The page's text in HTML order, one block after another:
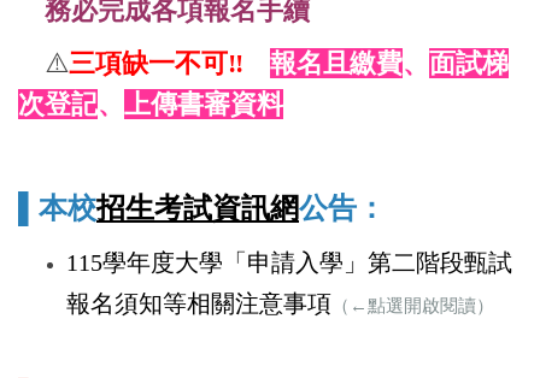
務必完成各項報名手續
⚠️三項缺一不可‼️ 報名且繳費、 面試梯
次登記、 上傳書審資料
本校招生考試資訊網公告：
115學年度大學「申請入學」第二階段甄試
報名須知等相關注意事項 （←點選開啟閱讀）